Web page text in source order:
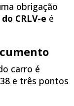
obrigação
CRLV-e é
carro é
e três pontos